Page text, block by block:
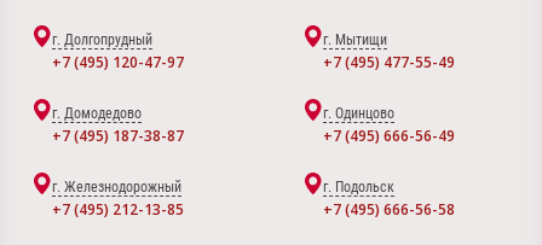
г. Долгопрудный
+7 (495) 120-47-97
г. Мытищи
+7 (495) 477-55-49
г. Домодедово
+7 (495) 187-38-87
г. Одинцово
+7 (495) 666-56-49
г. Железнодорожный
+7 (495) 212-13-85
г. Подольск
+7 (495) 666-56-58